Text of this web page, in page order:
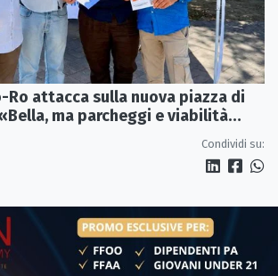
Ro attacca sulla nuova piazza di
ma parcheggi e viabilità
Condividi su: